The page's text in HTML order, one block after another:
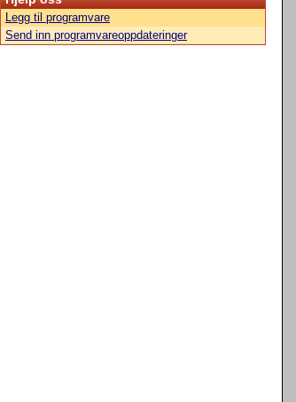
Legg til programvare
Send inn programvareoppdateringer